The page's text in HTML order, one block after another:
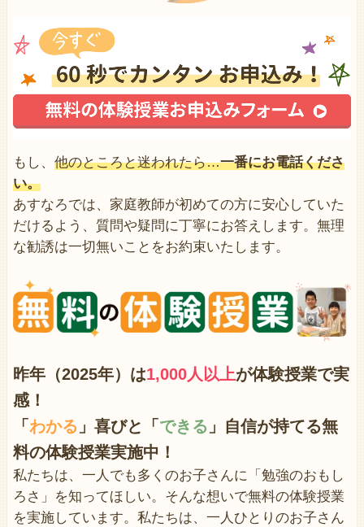
もし、 他のところと迷われたら…一番にお電話くださ
い。
あすなろでは、家庭教師が初めての方に安心していた
だけるよう、質問や疑問に丁寧にお答えします。無理
な勧誘は一切無いことをお約束いたします。
昨年（2025年）は1,000人以上が体験授業で実
感！
「 わかる 」喜びと「 できる 」自信が持てる無
料の体験授業実施中！
私たちは、一人でも多くのお子さんに「勉強のおもし
ろさ」を知ってほしい。そんな想いで無料の体験授業
を実施しています。私たちは、一人ひとりのお子さん